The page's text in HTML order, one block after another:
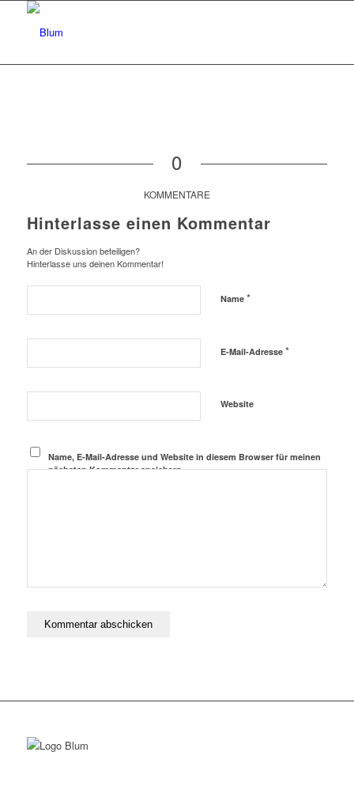
0
KOMMENTARE
Hinterlasse einen Kommentar
An der Diskussion beteiligen?
Hinterlasse uns deinen Kommentar!
Name *
E-Mail-Adresse *
Website
Name, E-Mail-Adresse und Website in diesem Browser für meinen
nächsten Kommentar speichern.